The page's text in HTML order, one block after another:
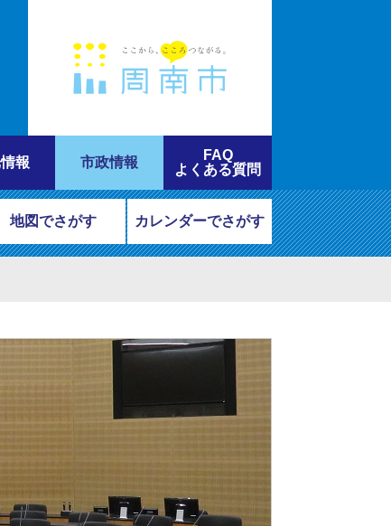
報 市政情報
FAQ
よくある質問
地図でさがす カレンダーでさがす